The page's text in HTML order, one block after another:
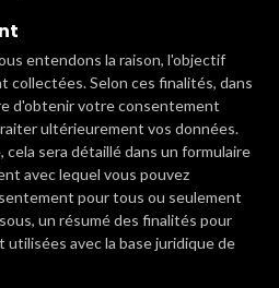
entendons la raison, l'objectif
collectées. Selon ces finalités, dans
d'obtenir votre consentement
ultérieurement vos données.
sera détaillé dans un formulaire
avec lequel vous pouvez
pour tous ou seulement
un résumé des finalités pour
avec la base juridique de